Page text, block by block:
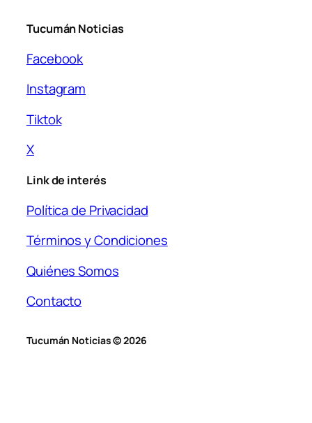
Tucumán Noticias
Facebook
Instagram
Tiktok
X
Link de interés
Política de Privacidad
Términos y Condiciones
Quiénes Somos
Contacto
Tucumán Noticias © 2026